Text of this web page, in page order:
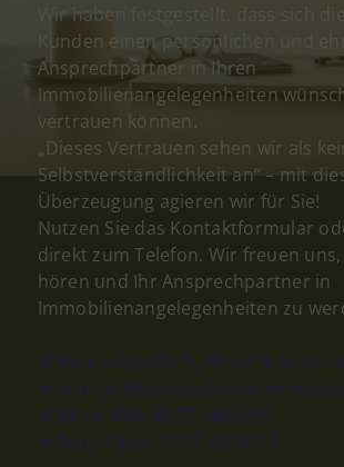
Wir haben festgestellt, dass sich
Kunden einen persönlichen und
Ansprechpartner in Ihren
Immobilienangelegenheiten
vertrauen können.
„Dieses Vertrauen sehen wir als
Selbstverständlichkeit an“ – mit
Überzeugung agieren wir für Sie!
Nutzen Sie das Kontaktformular
direkt zum Telefon. Wir freuen
hören und Ihr Ansprechpartner in
Immobilienangelegenheiten zu
⚜ Konradstraße 7, 38112
⚜ kontakt@wertundraum-
⚜ Meric Kilic: 0172 3459227
⚜ Ilona Eilers: 0162 4910612